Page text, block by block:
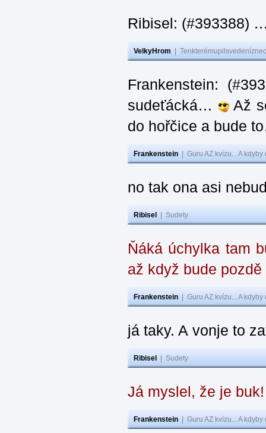
Ribisel: (#393388)
VelkyHrom
Frankenstein:
sudeťácká…
Až
do hořčice a bude
Frankenstein Guru AZ kvízu... A
no tak ona asi
Ribisel Sudety
Ňáká úchylka tam
až když bude pozdě
Frankenstein Guru AZ kvízu... A
já taky. A vonje to
Ribisel Sudety
Já myslel, že je
Frankenstein Guru AZ kvízu... A